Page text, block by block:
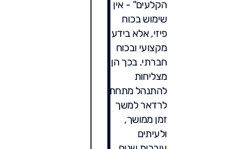
הקלעים" - אין
שימוש בכוח
פיזי, אלא בידע
מקצועי ובכוח
חברתי. בכך הן
מצליחות
להתנהל מתחת
לרדאר למשך
זמן ממושך,
ולעיתים